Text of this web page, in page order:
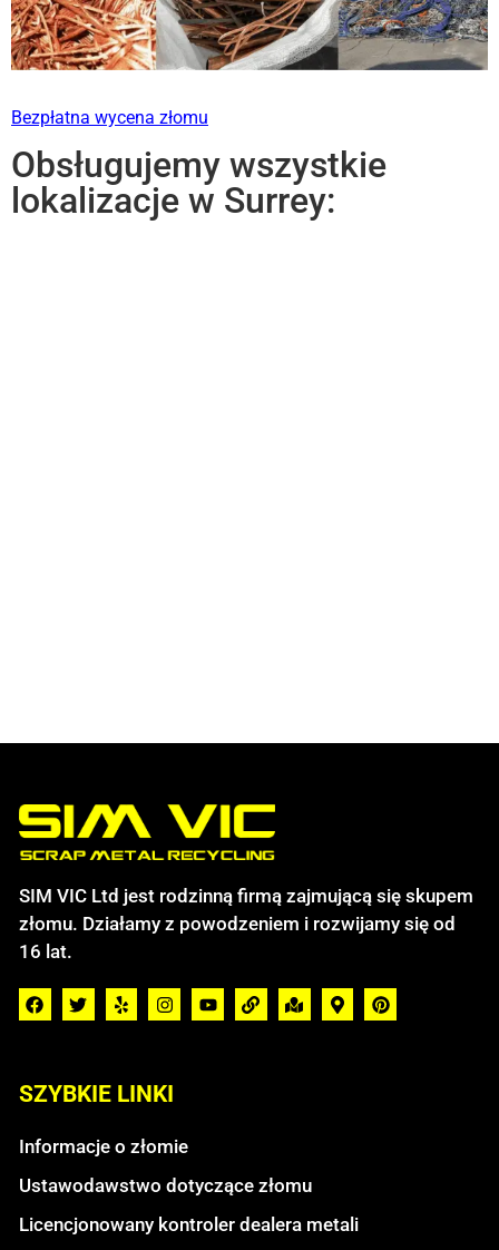
Bezpłatna wycena złomu
Obsługujemy wszystkie
lokalizacje w Surrey:
SIM VIC Ltd jest rodzinną firmą zajmującą się skupem
złomu. Działamy z powodzeniem i rozwijamy się od
16 lat.
SZYBKIE LINKI
Informacje o złomie
Ustawodawstwo dotyczące złomu
Licencjonowany kontroler dealera metali